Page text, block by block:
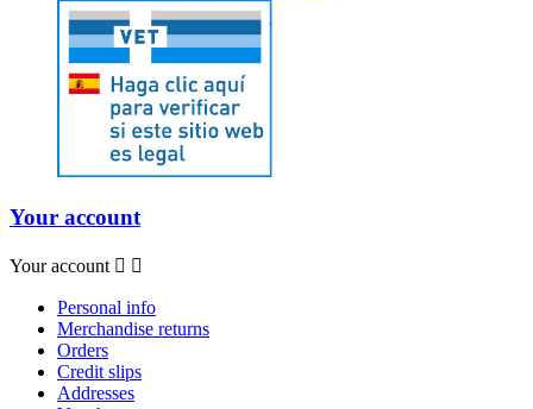
Your account
Your account  
Personal info
Merchandise returns
Orders
Credit slips
Addresses